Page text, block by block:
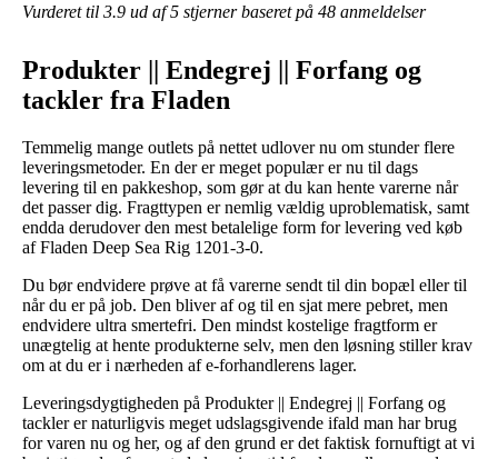
Vurderet til 3.9 ud af 5 stjerner baseret på 48 anmeldelser
Produkter || Endegrej || Forfang og
tackler fra Fladen
Temmelig mange outlets på nettet udlover nu om stunder flere
leveringsmetoder. En der er meget populær er nu til dags
levering til en pakkeshop, som gør at du kan hente varerne når
det passer dig. Fragttypen er nemlig vældig uproblematisk, samt
endda derudover den mest betalelige form for levering ved køb
af Fladen Deep Sea Rig 1201-3-0.
Du bør endvidere prøve at få varerne sendt til din bopæl eller til
når du er på job. Den bliver af og til en sjat mere pebret, men
endvidere ultra smertefri. Den mindst kostelige fragtform er
unægtelig at hente produkterne selv, men den løsning stiller krav
om at du er i nærheden af e-forhandlerens lager.
Leveringsdygtigheden på Produkter || Endegrej || Forfang og
tackler er naturligvis meget udslagsgivende ifald man har brug
for varen nu og her, og af den grund er det faktisk fornuftigt at vi